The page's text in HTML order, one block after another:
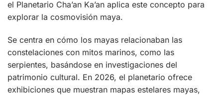
el Planetario Cha’an Ka’an aplica este concepto para
explorar la cosmovisión maya.
Se centra en cómo los mayas relacionaban las
constelaciones con mitos marinos, como las
serpientes, basándose en investigaciones del
patrimonio cultural. En 2026, el planetario ofrece
exhibiciones que muestran mapas estelares mayas,